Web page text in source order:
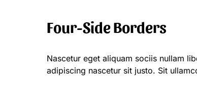
Four-Side Borders
Nascetur eget aliquam sociis nullam
adipiscing nascetur sit justo. Sit